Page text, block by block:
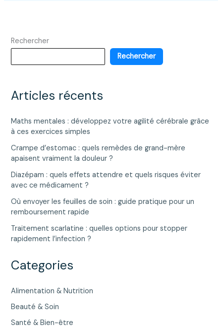
Rechercher
Rechercher
Articles récents
Maths mentales : développez votre agilité cérébrale grâce
à ces exercices simples
Crampe d’estomac : quels remèdes de grand-mère
apaisent vraiment la douleur ?
Diazépam : quels effets attendre et quels risques éviter
avec ce médicament ?
Où envoyer les feuilles de soin : guide pratique pour un
remboursement rapide
Traitement scarlatine : quelles options pour stopper
rapidement l’infection ?
Categories
Alimentation & Nutrition
Beauté & Soin
Santé & Bien-être